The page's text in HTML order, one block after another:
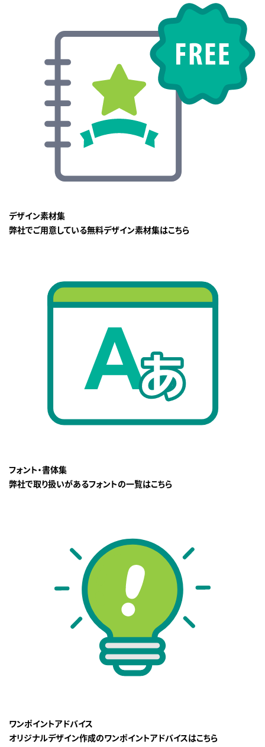
デザイン素材集
弊社でご用意している無料デザイン素材集はこちら
フォント・書体集
弊社で取り扱いがあるフォントの一覧はこちら
ワンポイントアドバイス
オリジナルデザイン作成のワンポイントアドバイスはこちら